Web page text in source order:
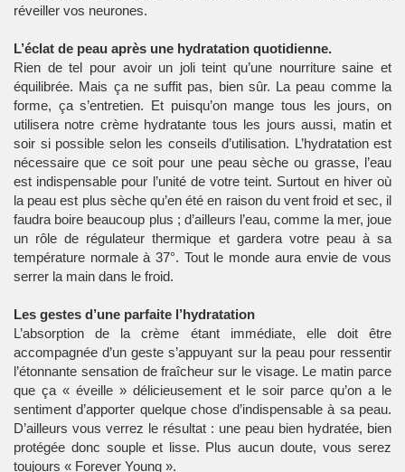
réveiller vos neurones.
L’éclat de peau après une hydratation quotidienne.
Rien de tel pour avoir un joli teint qu’une nourriture saine et
équilibrée. Mais ça ne suffit pas, bien sûr. La peau comme la
forme, ça s’entretien. Et puisqu’on mange tous les jours, on
utilisera notre crème hydratante tous les jours aussi, matin et
soir si possible selon les conseils d’utilisation. L’hydratation est
nécessaire que ce soit pour une peau sèche ou grasse, l’eau
est indispensable pour l’unité de votre teint. Surtout en hiver où
la peau est plus sèche qu’en été en raison du vent froid et sec, il
faudra boire beaucoup plus ; d’ailleurs l’eau, comme la mer, joue
un rôle de régulateur thermique et gardera votre peau à sa
température normale à 37°. Tout le monde aura envie de vous
serrer la main dans le froid.
Les gestes d’une parfaite l’hydratation
L’absorption de la crème étant immédiate, elle doit être
accompagnée d’un geste s’appuyant sur la peau pour ressentir
l’étonnante sensation de fraîcheur sur le visage. Le matin parce
que ça « éveille » délicieusement et le soir parce qu’on a le
sentiment d’apporter quelque chose d’indispensable à sa peau.
D’ailleurs vous verrez le résultat : une peau bien hydratée, bien
protégée donc souple et lisse. Plus aucun doute, vous serez
toujours « Forever Young ».